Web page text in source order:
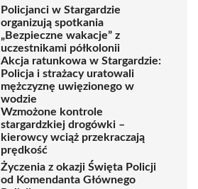
Policjanci w Stargardzie
organizują spotkania
„Bezpieczne wakacje” z
uczestnikami półkolonii
Akcja ratunkowa w Stargardzie:
Policja i strażacy uratowali
mężczyznę uwięzionego w
wodzie
Wzmożone kontrole
stargardzkiej drogówki –
kierowcy wciąż przekraczają
prędkość
Życzenia z okazji Święta Policji
od Komendanta Głównego